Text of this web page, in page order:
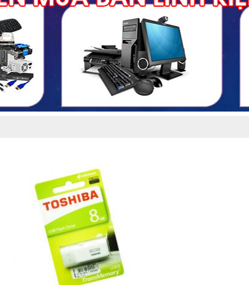
ĐĂNG KÝ TƯ VẤN MIỄN PHÍ
HOÀN THÀNH
Đăng ký tư vấn trực tiếp 24/7:0909099538